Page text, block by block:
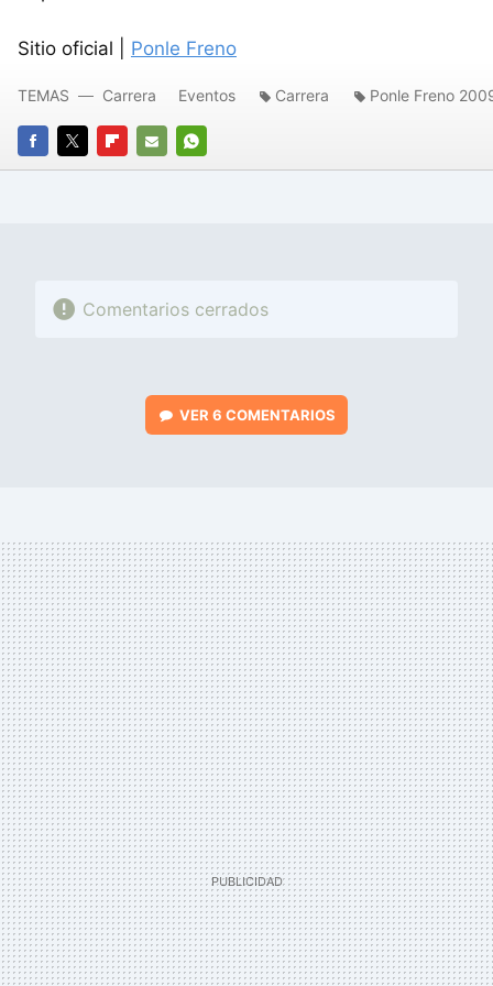
Sitio oficial | Ponle Freno
FACEBOOK
TWITTERFLIPBOARD
E-
WHATSAPP
TEMAS Carrera Eventos Carrera Ponle Freno
Comentarios cerrados
VER 6 COMENTARIOS